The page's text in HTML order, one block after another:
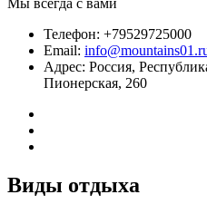
Мы всегда с вами
Телефон: +79529725000
Email:
Адрес: Россия,
Пионерская, 260
Виды отдыха